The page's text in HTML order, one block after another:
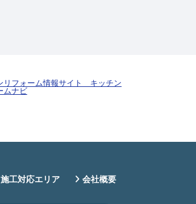
施工対応エリア 会社概要